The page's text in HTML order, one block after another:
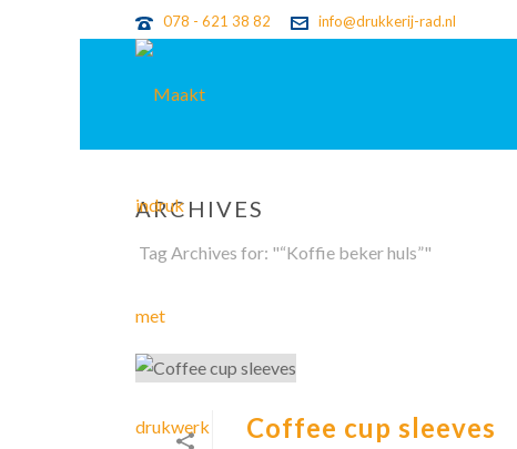
078 - 621 38 82 info@drukkerij-rad.nl
ARCHIVES
Tag Archives for: "“Koffie beker huls”"
Coffee cup sleeves